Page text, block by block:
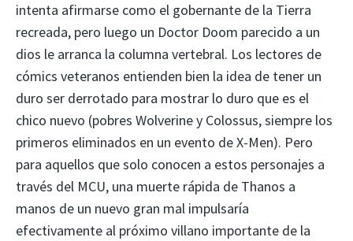
intenta afirmarse como el gobernante de la Tierra
recreada, pero luego un Doctor Doom parecido a un
dios le arranca la columna vertebral. Los lectores de
cómics veteranos entienden bien la idea de tener un
duro ser derrotado para mostrar lo duro que es el
chico nuevo (pobres Wolverine y Colossus, siempre los
primeros eliminados en un evento de X-Men). Pero
para aquellos que solo conocen a estos personajes a
través del MCU, una muerte rápida de Thanos a
manos de un nuevo gran mal impulsaría
efectivamente al próximo villano importante de la